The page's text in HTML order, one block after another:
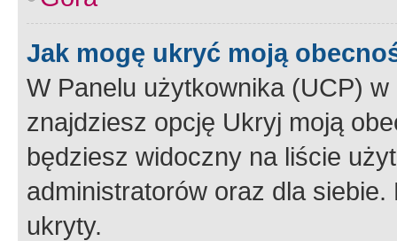
Jak mogę ukryć moją
W Panelu użytkownika (UCP) w
znajdziesz opcję Ukryj moją
będziesz widoczny na liście
administratorów oraz dla
ukryty.